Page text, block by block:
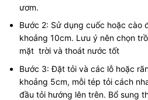
ươm.
Bước 2: Sử dụng cuốc hoặc cào
khoảng 10cm. Lưu ý nên chọn
mặt trời và thoát nước tốt
Bước 3: Đặt tỏi và các lỗ hoặc
khoảng 5cm, mỗi tép tỏi cách
đầu tỏi hướng lên trên. Bổ sung